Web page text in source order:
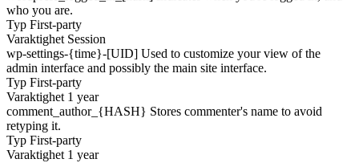
who you are.
Typ First-party
Varaktighet Session
wp-settings-{time}-[UID] Used to customize your view of the
admin interface and possibly the main site interface.
Typ First-party
Varaktighet 1 year
comment_author_{HASH} Stores commenter's name to avoid
retyping it.
Typ First-party
Varaktighet 1 year